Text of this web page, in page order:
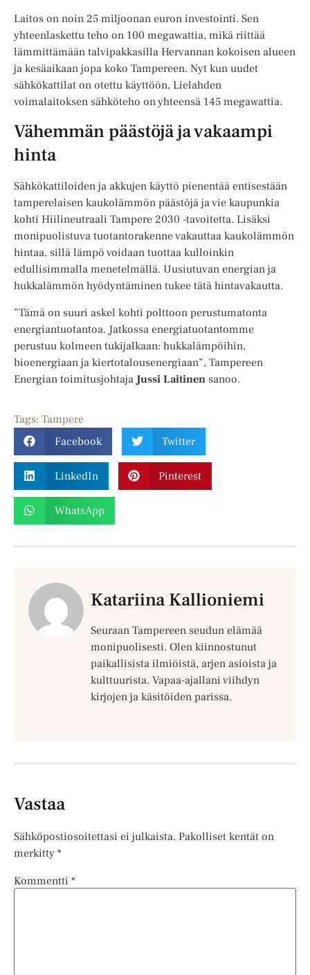
Laitos on noin 25 miljoonan euron investointi. Sen
yhteenlaskettu teho on 100 megawattia, mikä riittää
lämmittämään talvipakkasilla Hervannan kokoisen alueen
ja kesäaikaan jopa koko Tampereen. Nyt kun uudet
sähkökattilat on otettu käyttöön, Lielahden
voimalaitoksen sähköteho on yhteensä 145 megawattia.
Vähemmän päästöjä ja vakaampi
hinta
Sähkökattiloiden ja akkujen käyttö pienentää entisestään
tamperelaisen kaukolämmön päästöjä ja vie kaupunkia
kohti Hiilineutraali Tampere 2030 -tavoitetta. Lisäksi
monipuolistuva tuotantorakenne vakauttaa kaukolämmön
hintaa, sillä lämpö voidaan tuottaa kulloinkin
edullisimmalla menetelmällä. Uusiutuvan energian ja
hukkalämmön hyödyntäminen tukee tätä hintavakautta.
”Tämä on suuri askel kohti polttoon perustumatonta
energiantuotantoa. Jatkossa energiatuotantomme
perustuu kolmeen tukijalkaan: hukkalämpöihin,
bioenergiaan ja kiertotalousenergiaan”, Tampereen
Energian toimitusjohtaja Jussi Laitinen sanoo.
Tags: Tampere
Facebook
Twitter
LinkedIn Pinterest
WhatsApp
Katariina Kallioniemi
Seuraan Tampereen seudun elämää
monipuolisesti. Olen kiinnostunut
paikallisista ilmiöistä, arjen asioista ja
kulttuurista. Vapaa-ajallani viihdyn
kirjojen ja käsitöiden parissa.
Vastaa
Sähköpostiosoitettasi ei julkaista. Pakolliset kentät on
merkitty *
Kommentti *